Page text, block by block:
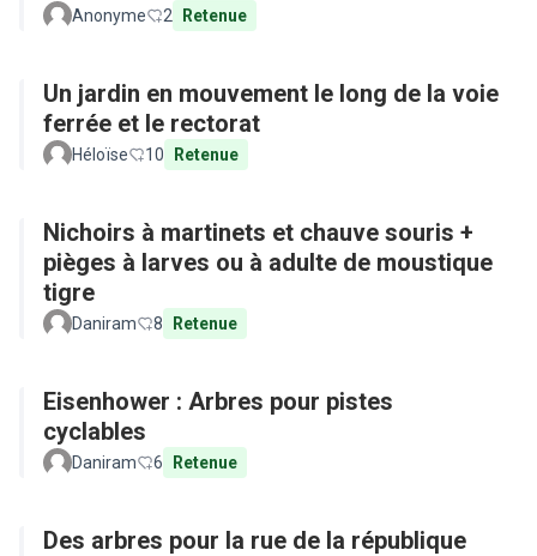
Anonyme 2 Retenue
Un jardin en mouvement le long de la voie
ferrée et le rectorat
Héloïse 10 Retenue
Nichoirs à martinets et chauve souris +
pièges à larves ou à adulte de moustique
tigre
Daniram 8 Retenue
Eisenhower : Arbres pour pistes
cyclables
Daniram 6 Retenue
Des arbres pour la rue de la république